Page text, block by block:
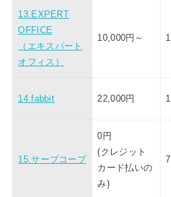
13.EXPERT
OFFICE
（エキスパート
オフィス）
10,000円～
14.fabbit 22,000円
15.サーブコープ
0円
(クレジット
カード払いの
み)